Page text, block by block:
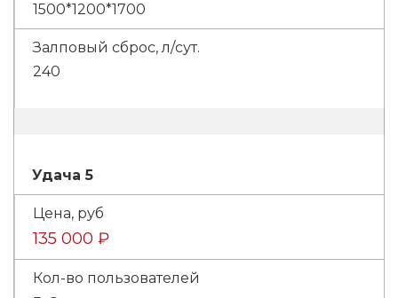
1500*1200*1700
240
Удача 5
135 000 ₽